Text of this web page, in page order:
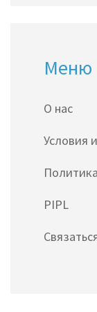
Меню
О нас
Условия
PIPL